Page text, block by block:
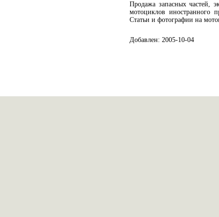
Продажа запасных частей,
мотоциклов иностранного
Статьи и фотографии на
Добавлен: 2005-10-04